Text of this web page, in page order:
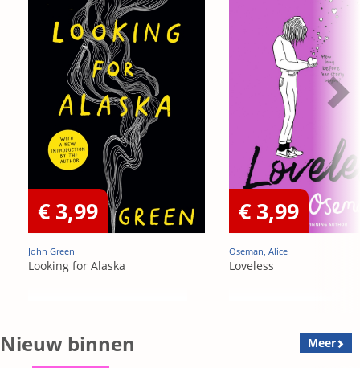
€ 3,99
John Green
Looking for Alaska
€ 3,99
Oseman, Alice
Loveless
Nieuw binnen Meer